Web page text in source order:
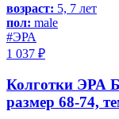
возраст: 5, 7 лет
пол: male
#ЭРА
1 037 ₽
Колготки ЭРА
размер 68-74,